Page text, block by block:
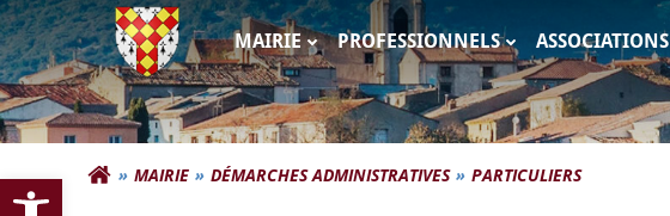
Ouvrir la barre d’outils
Aller
au
contenu
Commune d'Autignac
MAIRIE PROFESSIONNELS ASSOCIATIONS
MAIRIE DÉMARCHES ADMINISTRATIVES PARTICULIERS